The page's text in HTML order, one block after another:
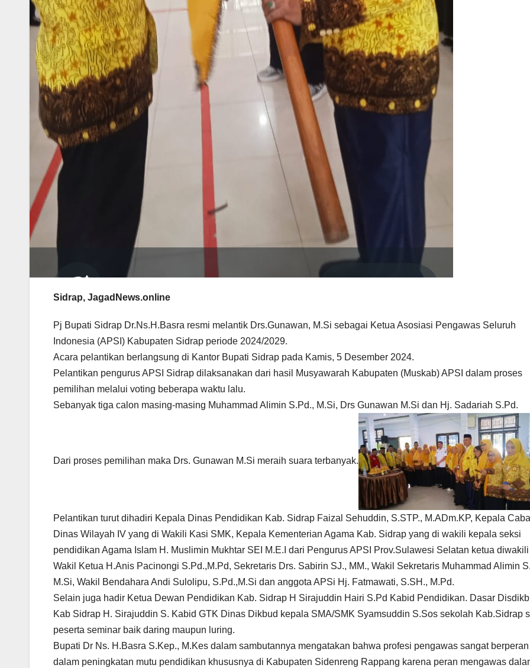
Sidrap, JagadNews.online
Pj Bupati Sidrap Dr.Ns.H.Basra resmi melantik Drs.Gunawan, M.Si sebagai Ketua Asosiasi Pengawas Seluruh
Indonesia (APSI) Kabupaten Sidrap periode 2024/2029.
Acara pelantikan berlangsung di Kantor Bupati Sidrap pada Kamis, 5 Desember 2024.
Pelantikan pengurus APSI Sidrap dilaksanakan dari hasil Musyawarah Kabupaten (Muskab) APSI dalam proses
pemilihan melalui voting beberapa waktu lalu.
Sebanyak tiga calon masing-masing Muhammad Alimin S.Pd., M.Si, Drs Gunawan M.Si dan Hj. Sadariah S.Pd.
Dari proses pemilihan maka Drs. Gunawan M.Si meraih suara terbanyak.
Pelantikan turut dihadiri Kepala Dinas Pendidikan Kab. Sidrap Faizal Sehuddin, S.STP., M.ADm.KP, Kepala
Dinas Wilayah IV yang di Wakili Kasi SMK, Kepala Kementerian Agama Kab. Sidrap yang di wakili kepala seksi
pendidikan Agama Islam H. Muslimin Mukhtar SEI M.E.I dari Pengurus APSI Prov.Sulawesi Selatan ketua diwakili
Wakil Ketua H.Anis Pacinongi S.Pd.,M.Pd, Sekretaris Drs. Sabirin SJ., MM., Wakil Sekretaris Muhammad Alimin
M.Si, Wakil Bendahara Andi Sulolipu, S.Pd.,M.Si dan anggota APSi Hj. Fatmawati, S.SH., M.Pd.
Selain juga hadir Ketua Dewan Pendidikan Kab. Sidrap H Sirajuddin Hairi S.Pd Kabid Pendidikan. Dasar
Kab Sidrap H. Sirajuddin S. Kabid GTK Dinas Dikbud kepala SMA/SMK Syamsuddin S.Sos sekolah Kab.Sidrap
peserta seminar baik daring maupun luring.
Bupati Dr Ns. H.Basra S.Kep., M.Kes dalam sambutannya mengatakan bahwa profesi pengawas sangat berperan
dalam peningkatan mutu pendidikan khususnya di Kabupaten Sidenreng Rappang karena peran mengawas